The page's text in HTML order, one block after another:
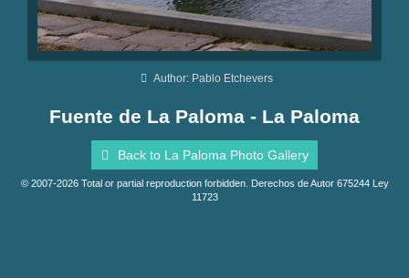
Author: Pablo Etchevers
Fuente de La Paloma - La Paloma
Back to La Paloma Photo Gallery
© 2007-2026 Total or partial reproduction forbidden. Derechos de Autor 675244 Ley
11723